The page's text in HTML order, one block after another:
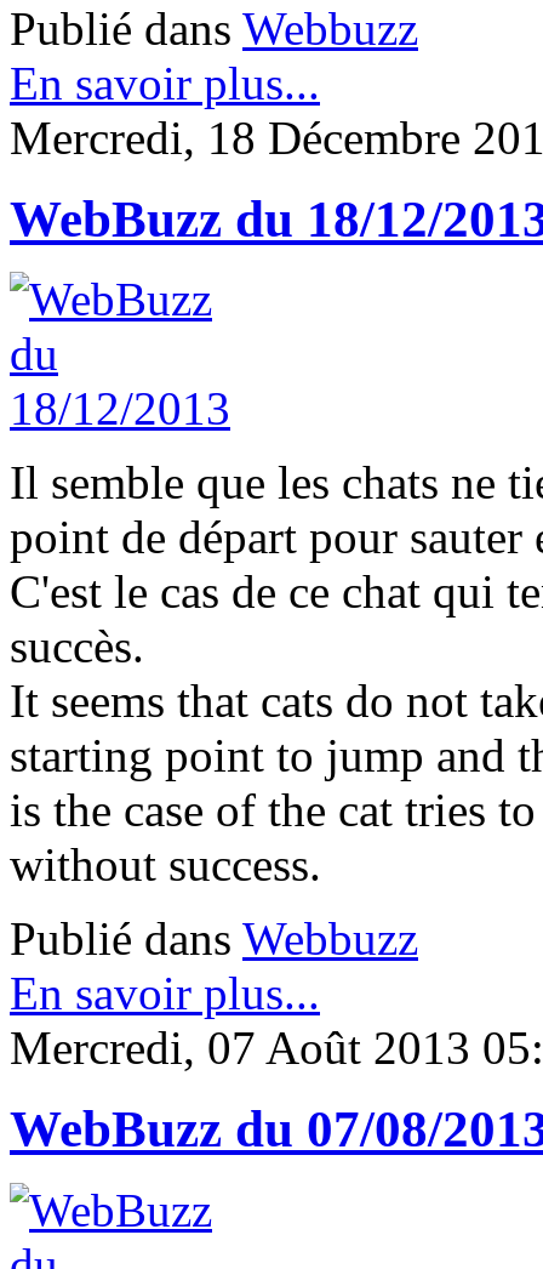
Publié dans Webbuzz
En savoir plus...
Mercredi, 18 Décembre
WebBuzz du 18/12/
Il semble que les chats ne
point de départ pour sauter
C'est le cas de ce chat qui
succès.
It seems that cats do not
starting point to jump and
is the case of the cat tries
without success.
Publié dans Webbuzz
En savoir plus...
Mercredi, 07 Août 2013
WebBuzz du 07/08/